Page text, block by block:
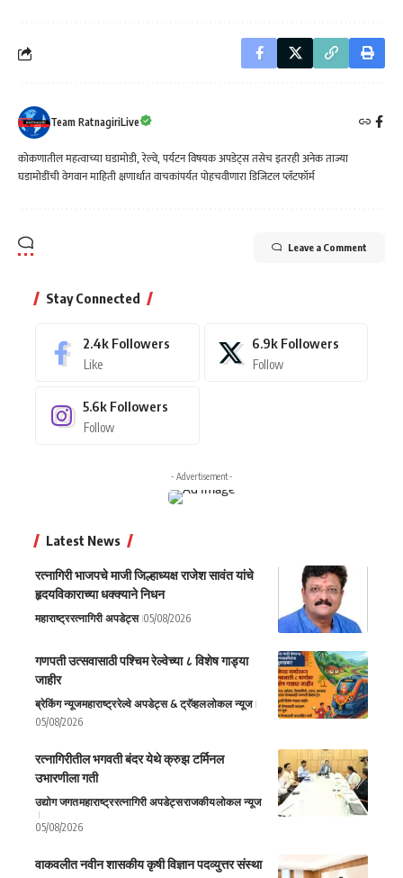
Team RatnagiriLive
कोकणातील महत्वाच्या घडामोडी, रेल्वे, पर्यटन विषयक अपडेट्स तसेच इतरही अनेक ताज्या
घडामोडींची वेगवान माहिती क्षणार्धात वाचकांपर्यत पोहचवीणारा डिजिटल प्लॅटफॉर्म
Leave a Comment
Stay Connected
2.4k Followers
Like
6.9k Followers
Follow
5.6k Followers
Follow
- Advertisement -
Latest News
रत्नागिरी भाजपचे माजी जिल्हाध्यक्ष राजेश सावंत यांचे
हृदयविकाराच्या धक्क्याने निधन
महाराष्ट्ररत्नागिरी अपडेट्स 05/08/2026
गणपती उत्सवासाठी पश्चिम रेल्वेच्या ८ विशेष गाड्या
जाहीर
ब्रेकिंग न्यूजमहाराष्ट्ररेल्वे अपडेट्स & ट्रॅव्हललोकल न्यूज
05/08/2026
रत्नागिरीतील भगवती बंदर येथे क्रुझ टर्मिनल
उभारणीला गती
उद्योग जगतमहाराष्ट्ररत्नागिरी अपडेट्सराजकीयलोकल न्यूज
05/08/2026
वाकवलीत नवीन शासकीय कृषी विज्ञान पदव्युत्तर संस्था